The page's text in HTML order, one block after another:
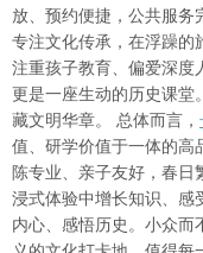
放、预约便捷，公共服务
专注文化传承，在浮躁的
注重孩子教育、偏爱深度
更是一座生动的历史课堂
藏文明华章。 总体而言，
值、研学价值于一体的高
陈专业、亲子友好，春
浸式体验中增长知识、感
内心、感悟历史。小众而